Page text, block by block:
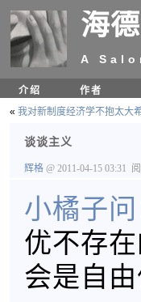
海
A
介绍 作者
« 我对新制度经济学不抱太大
谈谈主义
辉格 @ 2011-04-15 03:31
小橘子问
优不存
会是自